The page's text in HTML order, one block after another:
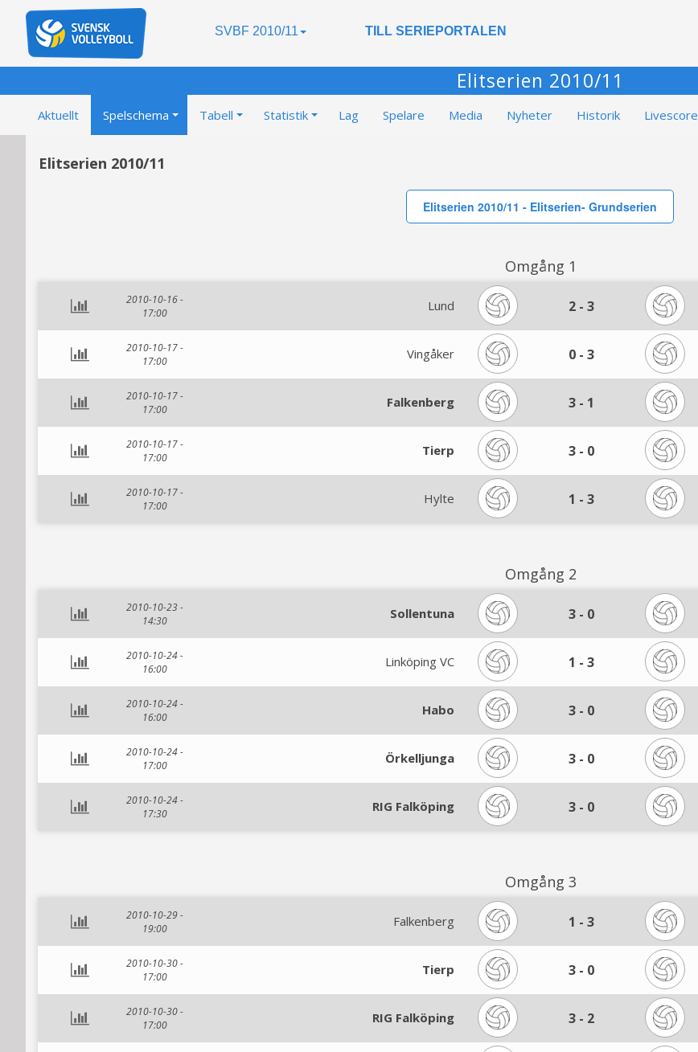
SVBF 2010/11 TILL SERIEPORTALEN
Elitserien 2010/11
Aktuellt Spelschema Tabell Statistik Lag Spelare Media Nyheter Historik Livescore
Elitserien 2010/11
Elitserien 2010/11 - Elitserien- Grundserien
Omgång 1
2010-10-16 -
17:00
Lund 2 - 3
2010-10-17 -
17:00
Vingåker 0 - 3
2010-10-17 -
17:00
Falkenberg 3 - 1
2010-10-17 -
17:00
Tierp 3 - 0
2010-10-17 -
17:00
Hylte 1 - 3
Omgång 2
2010-10-23 -
14:30
Sollentuna 3 - 0
2010-10-24 -
16:00
Linköping VC 1 - 3
2010-10-24 -
16:00
Habo 3 - 0
2010-10-24 -
17:00
Örkelljunga 3 - 0
2010-10-24 -
17:30
RIG Falköping 3 - 0
Omgång 3
2010-10-29 -
19:00
Falkenberg 1 - 3
2010-10-30 -
17:00
Tierp 3 - 0
2010-10-30 -
17:00
RIG Falköping 3 - 2